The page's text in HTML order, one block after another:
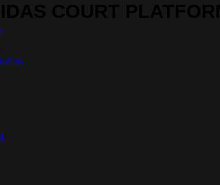
ส่วน
COURT